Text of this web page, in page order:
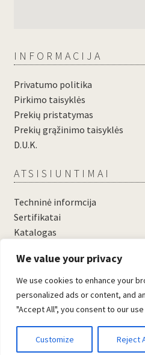
We value your privacy
We use cookies to enhance your
personalized ads or content, and
"Accept All", you consent to our
Customize Reject
INFORMACIJA
Privatumo politika
Pirkimo taisyklės
Prekių pristatymas
Prekių grąžinimo taisyklės
D.U.K.
ATSISIUNTIMAI
Techninė informcija
Sertifikatai
Katalogas
....
© Domosta.lt 2026
Sukūrė WooCommerce.
Ieškoti